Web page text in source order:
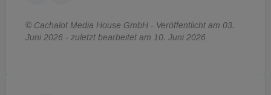
© Cachalot Media House GmbH - Veröffentlicht am 03.
Juni 2026 - zuletzt bearbeitet am 10. Juni 2026